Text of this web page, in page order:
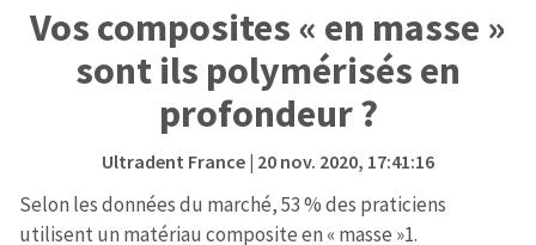
Vos composites « en masse »
sont ils polymérisés en
profondeur ?
Ultradent France| 20 nov. 2020, 17:41:16
Selon les données du marché, 53 % des praticiens
utilisent un matériau composite en « masse »1.